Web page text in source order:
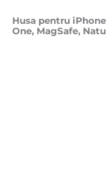
Husa pentru
One, MagSafe,